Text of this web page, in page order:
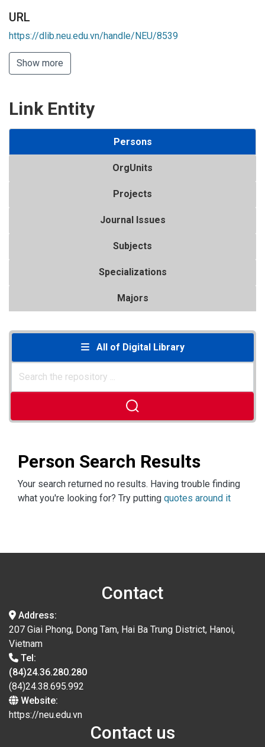
URL
https://dlib.neu.edu.vn/handle/NEU/8539
Show more
Link Entity
Persons
OrgUnits
Projects
Journal Issues
Subjects
Specializations
Majors
All of Digital Library
Person Search Results
Your search returned no results. Having trouble finding
what you're looking for? Try putting quotes around it
Contact
Address:
207 Giai Phong, Dong Tam, Hai Ba Trung District, Hanoi,
Vietnam
Tel:
(84)24.36.280.280
(84)24.38.695.992
Website:
https://neu.edu.vn
Contact us